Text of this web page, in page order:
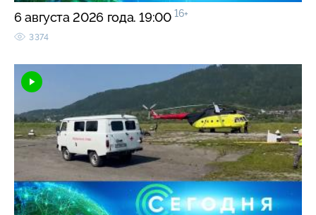
6 августа 2026 года. 19:00 16+
3374